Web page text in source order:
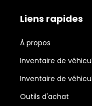
Liens rapides
À propos
Inventaire de
Inventaire de
Outils d'achat